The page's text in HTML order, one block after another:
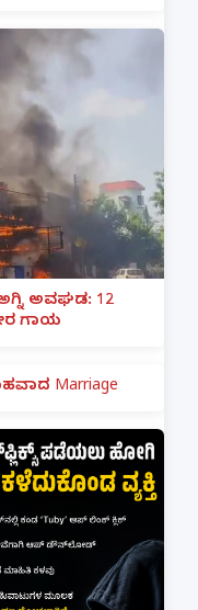
ಅವಘಡ: 12
ಗಾಯ
Marriage